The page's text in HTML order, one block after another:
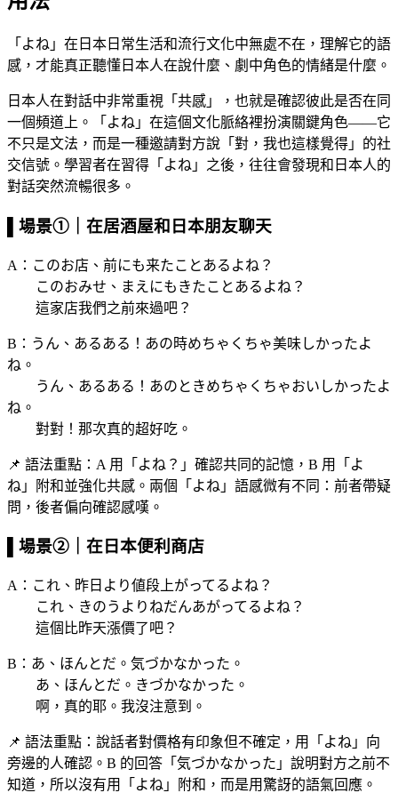
「よね」在日本日常生活和流行文化中無處不在，理解它的語
感，才能真正聽懂日本人在說什麼、劇中角色的情緒是什麼。
日本人在對話中非常重視「共感」，也就是確認彼此是否在同
一個頻道上。「よね」在這個文化脈絡裡扮演關鍵角色——它
不只是文法，而是一種邀請對方說「對，我也這樣覺得」的社
交信號。學習者在習得「よね」之後，往往會發現和日本人的
對話突然流暢很多。
▌場景①｜在居酒屋和日本朋友聊天
A：このお店、前にも来たことあるよね？
このおみせ、まえにもきたことあるよね？
這家店我們之前來過吧？
B：うん、あるある！あの時めちゃくちゃ美味しかったよ
ね。
うん、あるある！あのときめちゃくちゃおいしかったよ
ね。
對對！那次真的超好吃。
📌 語法重點：A 用「よね？」確認共同的記憶，B 用「よ
ね」附和並強化共感。兩個「よね」語感微有不同：前者帶疑
問，後者偏向確認感嘆。
▌場景②｜在日本便利商店
A：これ、昨日より値段上がってるよね？
これ、きのうよりねだんあがってるよね？
這個比昨天漲價了吧？
B：あ、ほんとだ。気づかなかった。
あ、ほんとだ。きづかなかった。
啊，真的耶。我沒注意到。
📌 語法重點：說話者對價格有印象但不確定，用「よね」向
旁邊的人確認。B 的回答「気づかなかった」說明對方之前不
知道，所以沒有用「よね」附和，而是用驚訝的語氣回應。